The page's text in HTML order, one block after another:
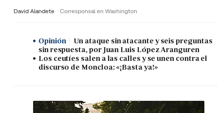
David Alandete Corresponsal en Washington
Opinión
Un ataque sin atacante y seis preguntas
sin respuesta, por Juan Luis López Aranguren
Los ceutíes salen a las calles y se unen contra el
discurso de Moncloa: «¡Basta ya!»